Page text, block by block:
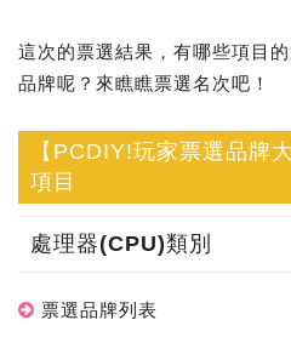
這次的票選結果，有哪些項目
品牌呢？來瞧瞧票選名次吧！
【PCDIY!玩家票選品牌
項目
處理器(CPU)類別
票選品牌列表